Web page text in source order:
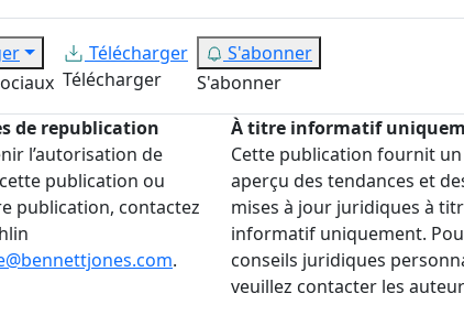
Télécharger
Télécharger
S'abonner
S'abonner
de republication
l’autorisation de
publication ou
publication, contactez
.
À titre informatif
Cette publication fournit un
aperçu des tendances et
mises à jour juridiques à
informatif uniquement.
conseils juridiques
veuillez contacter les